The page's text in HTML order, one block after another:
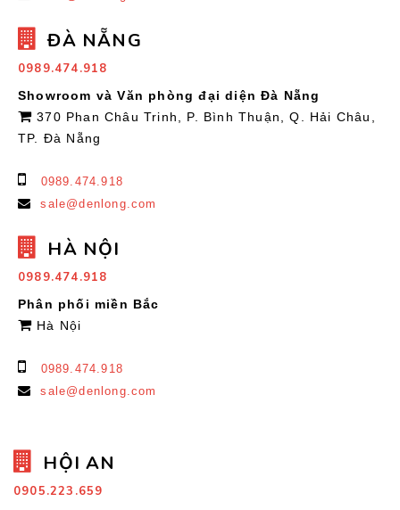
ĐÀ NẴNG
0989.474.918
Showroom và Văn phòng đại diện Đà Nẵng
370 Phan Châu Trinh, P. Bình Thuận, Q. Hải Châu,
TP. Đà Nẵng
0989.474.918
sale@denlong.com
HÀ NỘI
0989.474.918
Phân phối miền Bắc
Hà Nội
0989.474.918
sale@denlong.com
HỘI AN
0905.223.659